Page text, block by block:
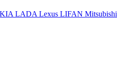
KIA LADA Lexus LIFAN Mitsubishi